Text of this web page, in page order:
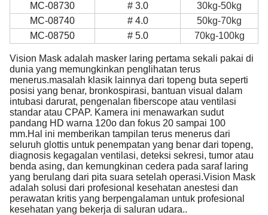
MC-08730
# 3.0
30kg-50kg
MC-08740
# 4.0
50kg-70kg
MC-08750
# 5.0 70kg-100kg
Vision Mask adalah masker laring pertama sekali pakai di
dunia yang memungkinkan penglihatan terus
menerus.masalah klasik lainnya dari topeng buta seperti
posisi yang benar, bronkospirasi, bantuan visual dalam
intubasi darurat, pengenalan fiberscope atau ventilasi
standar atau CPAP. Kamera ini menawarkan sudut
pandang HD warna 120o dan fokus 20 sampai 100
mm.Hal ini memberikan tampilan terus menerus dari
seluruh glottis untuk penempatan yang benar dari topeng,
diagnosis kegagalan ventilasi, deteksi sekresi, tumor atau
benda asing, dan kemungkinan cedera pada saraf laring
yang berulang dari pita suara setelah operasi.Vision Mask
adalah solusi dari profesional kesehatan anestesi dan
perawatan kritis yang berpengalaman untuk profesional
kesehatan yang bekerja di saluran udara..